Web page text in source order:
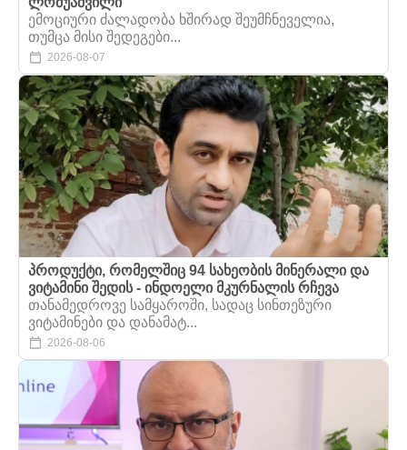
ემოციური ძალადობა ხშირად შეუმჩნეველია,
თუმცა მისი შედეგები...
2026-08-07
პროდუქტი, რომელშიც 94 სახეობის მინერალი და
ვიტამინი შედის - ინდოელი მკურნალის რჩევა
თანამედროვე სამყაროში, სადაც სინთეზური
ვიტამინები და დანამატ...
2026-08-06